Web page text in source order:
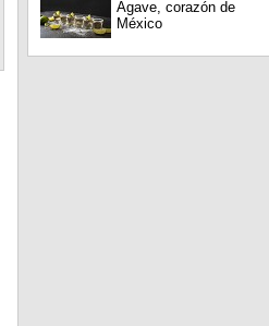
Agave, corazón de
México